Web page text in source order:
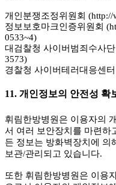
개인분쟁조정위원회 (http://
정보보호마크인증위원회
0533~4)
대검찰청 사이버범죄수사
3573)
경찰청 사이버테러대응센
11. 개인정보의 안전성 확
휘림한방병원은 이용자의
서 여러 보안장치를 마련하
든 정보는 방화벽장치에 의
보관/관리되고 있습니다.
또한 휘림한방병원은 이용